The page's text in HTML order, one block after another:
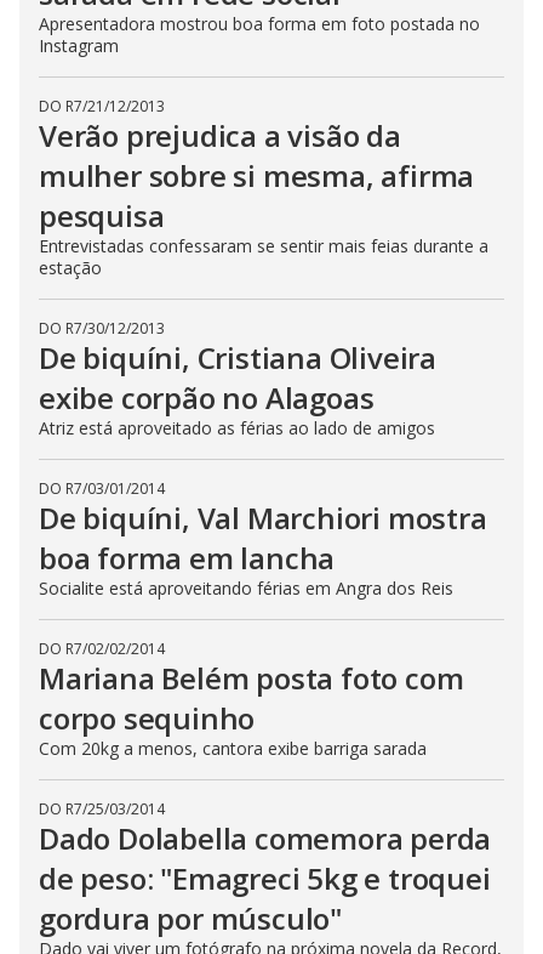
Apresentadora mostrou boa forma em foto postada no
Instagram
DO R7/21/12/2013
Verão prejudica a visão da
mulher sobre si mesma, afirma
pesquisa
Entrevistadas confessaram se sentir mais feias durante a
estação
DO R7/30/12/2013
De biquíni, Cristiana Oliveira
exibe corpão no Alagoas
Atriz está aproveitado as férias ao lado de amigos
DO R7/03/01/2014
De biquíni, Val Marchiori mostra
boa forma em lancha
Socialite está aproveitando férias em Angra dos Reis
DO R7/02/02/2014
Mariana Belém posta foto com
corpo sequinho
Com 20kg a menos, cantora exibe barriga sarada
DO R7/25/03/2014
Dado Dolabella comemora perda
de peso: "Emagreci 5kg e troquei
gordura por músculo"
Dado vai viver um fotógrafo na próxima novela da Record,